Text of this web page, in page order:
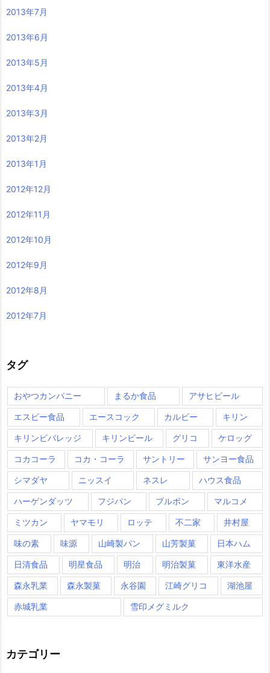
2013年7月
2013年6月
2013年5月
2013年4月
2013年3月
2013年2月
2013年1月
2012年12月
2012年11月
2012年10月
2012年9月
2012年8月
2012年7月
タグ
おやつカンパニー まるか食品 アサヒビール
エスビー食品 エースコック カルビー キリン
キリンビバレッジ キリンビール グリコ ケロッグ
コカコーラ コカ・コーラ サントリー サンヨー食品
シマダヤ ニッスイ ネスレ ハウス食品
ハーゲンダッツ フジパン ブルボン マルコメ
ミツカン ヤマモリ ロッテ 不二家 井村屋
味の素 味源 山崎製パン 山芳製菓 日本ハム
日清食品 明星食品 明治 明治製菓 東洋水産
森永乳業 森永製菓 永谷園 江崎グリコ 湖池屋
赤城乳業 雪印メグミルク
カテゴリー